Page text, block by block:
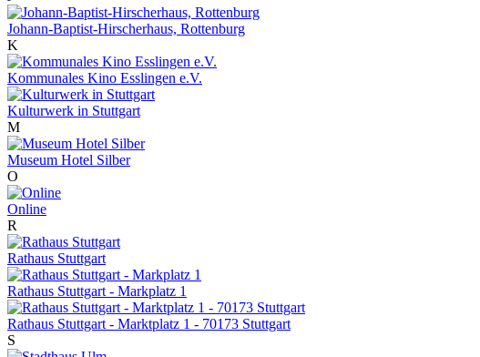
Johann-Baptist-Hirscherhaus, Rottenburg
K
Kommunales Kino Esslingen e.V.
Kulturwerk in Stuttgart
M
Museum Hotel Silber
O
Online
R
Rathaus Stuttgart
Rathaus Stuttgart - Markplatz 1
Rathaus Stuttgart - Marktplatz 1 - 70173 Stuttgart
S